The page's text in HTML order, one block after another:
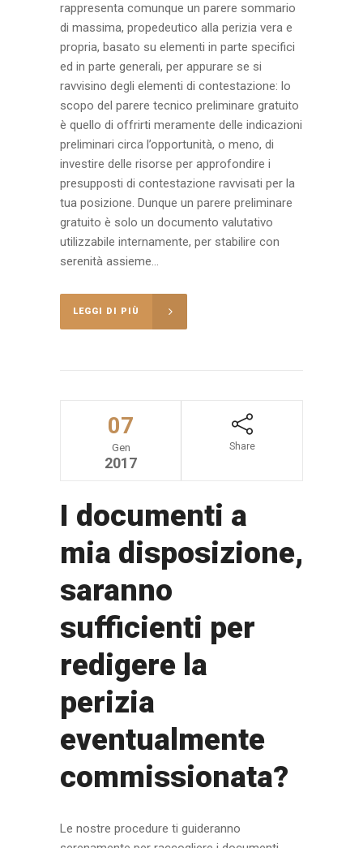
rappresenta comunque un parere sommario
di massima, propedeutico alla perizia vera e
propria, basato su elementi in parte specifici
ed in parte generali, per appurare se si
ravvisino degli elementi di contestazione: lo
scopo del parere tecnico preliminare gratuito
è quello di offrirti meramente delle indicazioni
preliminari circa l’opportunità, o meno, di
investire delle risorse per approfondire i
presupposti di contestazione ravvisati per la
tua posizione. Dunque un parere preliminare
gratuito è solo un documento valutativo
utilizzabile internamente, per stabilire con
serenità assieme...
LEGGI DI PIÙ
07
Gen
2017
Share
I documenti a
mia disposizione,
saranno
sufficienti per
redigere la
perizia
eventualmente
commissionata?
Le nostre procedure ti guideranno